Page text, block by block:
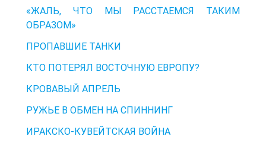
«ЖАЛЬ, ЧТО МЫ РАССТАЕМСЯ ТАКИМ
ОБРАЗОМ»
ПРОПАВШИЕ ТАНКИ
КТО ПОТЕРЯЛ ВОСТОЧНУЮ ЕВРОПУ?
КРОВАВЫЙ АПРЕЛЬ
РУЖЬЕ В ОБМЕН НА СПИННИНГ
ИРАКСКО-КУВЕЙТСКАЯ ВОЙНА